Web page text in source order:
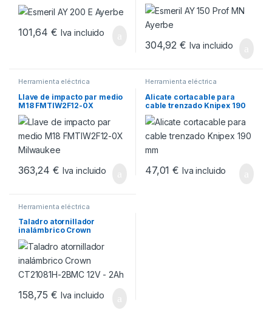
101,64€ Iva incluido
304,92€ Iva incluido
Herramienta eléctrica
Llave de impacto par medio
M18 FMTIW2F12-0X
Milwaukee
363,24€ Iva incluido
Herramienta eléctrica
Alicate cortacable para
cable trenzado Knipex 190
mm
47,01€ Iva incluido
Herramienta eléctrica
Taladro atornillador
inalámbrico Crown
CT21081H-2BMC 12V – 2Ah
158,75€ Iva incluido